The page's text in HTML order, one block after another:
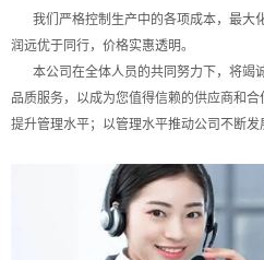
我们严格控制生产中的各项成本，最大
润远优于同行，价格实惠透明。
本公司在全体人员的共同努力下，将竭
品质服务，以成为您值得信赖的供应商和
提升管理水平；以管理水平推动公司不断发